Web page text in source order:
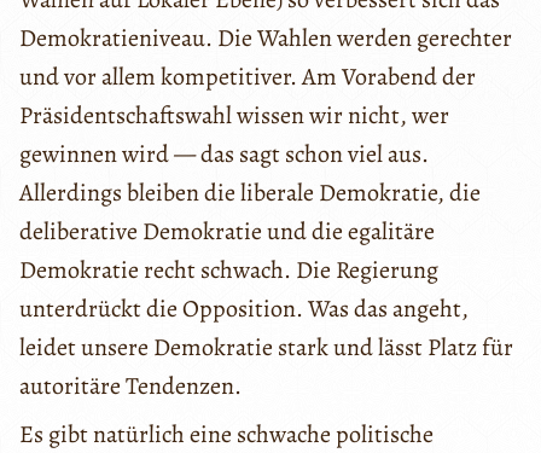
Demokratieniveau. Die Wahlen werden gerechter
und vor allem kompetitiver. Am Vorabend der
Präsidentschaftswahl wissen wir nicht, wer
gewinnen wird — das sagt schon viel aus.
Allerdings bleiben die liberale Demokratie, die
deliberative Demokratie und die egalitäre
Demokratie recht schwach. Die Regierung
unterdrückt die Opposition. Was das angeht,
leidet unsere Demokratie stark und lässt Platz für
autoritäre Tendenzen.
Es gibt natürlich eine schwache politische